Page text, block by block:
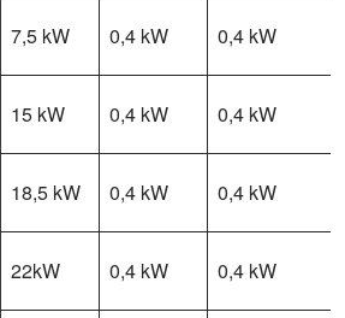
7,5 kW 0,4 kW 0,4 kW
15 kW 0,4 kW 0,4 kW
18,5 kW 0,4 kW 0,4 kW
22kW 0,4 kW 0,4 kW